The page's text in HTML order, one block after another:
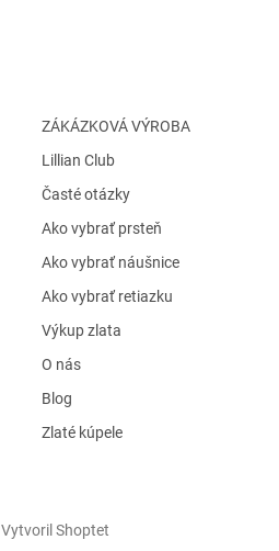
ZÁKÁZKOVÁ VÝROBA
Lillian Club
Časté otázky
Ako vybrať prsteň
Ako vybrať náušnice
Ako vybrať retiazku
Výkup zlata
O nás
Blog
Zlaté kúpele
Vytvoril Shoptet